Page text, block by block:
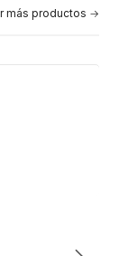
más productos